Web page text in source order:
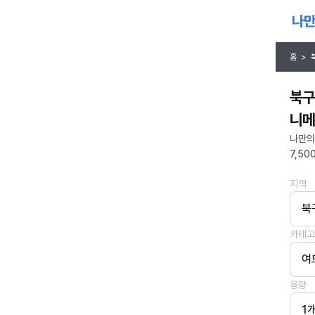
홈 >
북
니
나만
7,500
지역
북
카테
여
용량
1